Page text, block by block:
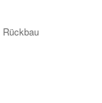
Rückbau